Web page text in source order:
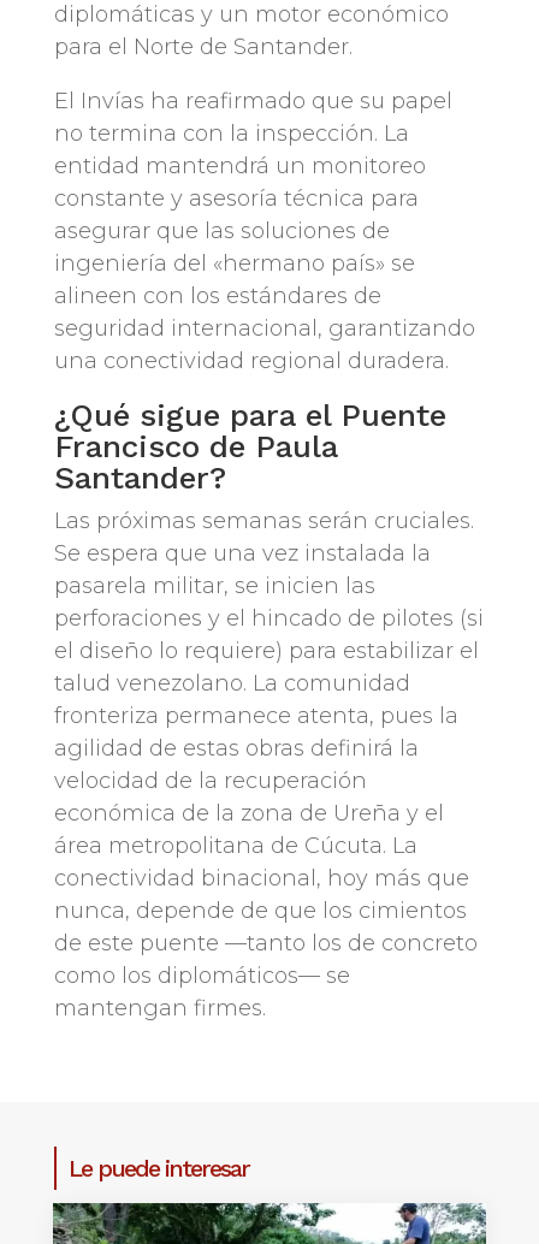
diplomáticas y un motor económico
para el Norte de Santander.
El Invías ha reafirmado que su papel
no termina con la inspección. La
entidad mantendrá un monitoreo
constante y asesoría técnica para
asegurar que las soluciones de
ingeniería del «hermano país» se
alineen con los estándares de
seguridad internacional, garantizando
una conectividad regional duradera.
¿Qué sigue para el Puente
Francisco de Paula
Santander?
Las próximas semanas serán cruciales.
Se espera que una vez instalada la
pasarela militar, se inicien las
perforaciones y el hincado de pilotes (si
el diseño lo requiere) para estabilizar el
talud venezolano. La comunidad
fronteriza permanece atenta, pues la
agilidad de estas obras definirá la
velocidad de la recuperación
económica de la zona de Ureña y el
área metropolitana de Cúcuta. La
conectividad binacional, hoy más que
nunca, depende de que los cimientos
de este puente —tanto los de concreto
como los diplomáticos— se
mantengan firmes.
Le puede interesar